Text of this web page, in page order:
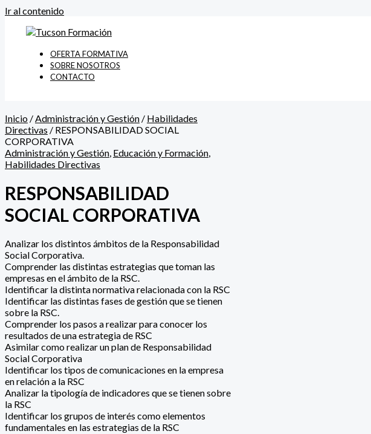
Ir al contenido
OFERTA FORMATIVA
SOBRE NOSOTROS
CONTACTO
Inicio /Administración y Gestión / Habilidades
Directivas / RESPONSABILIDAD SOCIAL
CORPORATIVA
Administración y Gestión, Educación y Formación,
Habilidades Directivas
RESPONSABILIDAD
SOCIAL CORPORATIVA
Analizar los distintos ámbitos de la Responsabilidad
Social Corporativa.
Comprender las distintas estrategias que toman las
empresas en el ámbito de la RSC.
Identificar la distinta normativa relacionada con la RSC
Identificar las distintas fases de gestión que se tienen
sobre la RSC.
Comprender los pasos a realizar para conocer los
resultados de una estrategia de RSC
Asimilar como realizar un plan de Responsabilidad
Social Corporativa
Identificar los tipos de comunicaciones en la empresa
en relación a la RSC
Analizar la tipología de indicadores que se tienen sobre
la RSC
Identificar los grupos de interés como elementos
fundamentales en las estrategias de la RSC